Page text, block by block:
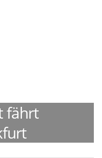
fährt